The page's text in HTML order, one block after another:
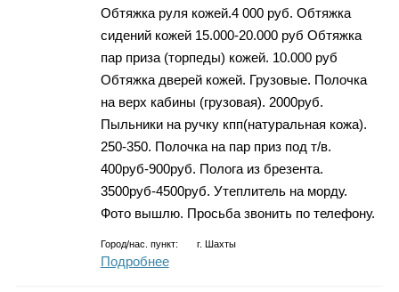
Обтяжка руля кожей.4 000 руб. Обтяжка
сидений кожей 15.000-20.000 руб Обтяжка
пар приза (торпеды) кожей. 10.000 руб
Обтяжка дверей кожей. Грузовые. Полочка
на верх кабины (грузовая). 2000руб.
Пыльники на ручку кпп(натуральная кожа).
250-350. Полочка на пар приз под т/в.
400руб-900руб. Полога из брезента.
3500руб-4500руб. Утеплитель на морду.
Фото вышлю. Просьба звонить по телефону.
Город/нас. пункт: г. Шахты
Подробнее